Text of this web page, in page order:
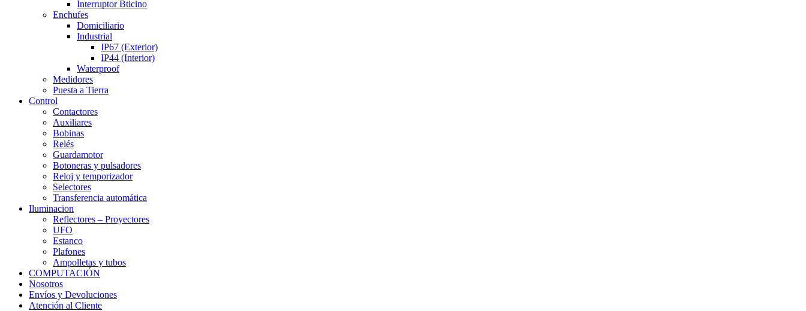
Interruptor Bticino
Enchufes
Domiciliario
Industrial
IP67 (Exterior)
IP44 (Interior)
Waterproof
Medidores
Puesta a Tierra
Control
Contactores
Auxiliares
Bobinas
Relés
Guardamotor
Botoneras y pulsadores
Reloj y temporizador
Selectores
Transferencia automática
Iluminacion
Reflectores – Proyectores
UFO
Estanco
Plafones
Ampolletas y tubos
COMPUTACIÓN
Nosotros
Envíos y Devoluciones
Atención al Cliente